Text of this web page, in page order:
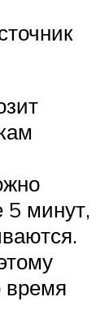
5 минут,
время